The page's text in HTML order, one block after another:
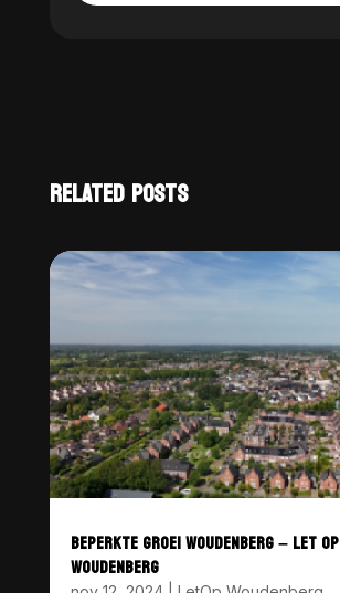
RELATED POSTS
BEPERKTE GROEI WOUDENBERG – LET OP
WOUDENBERG